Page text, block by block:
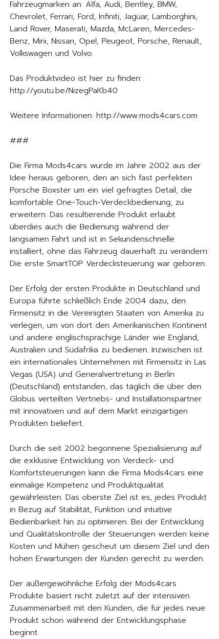
Fahrzeugmarken an: Alfa, Audi, Bentley, BMW,
Chevrolet, Ferrari, Ford, Infiniti, Jaguar, Lamborghini,
Land Rover, Maserati, Mazda, McLaren, Mercedes-
Benz, Mini, Nissan, Opel, Peugeot, Porsche, Renault,
Volkswagen und Volvo.
Das Produktvideo ist hier zu finden:
http://youtu.be/NizegPaKb40
Weitere Informationen: http://www.mods4cars.com
###
Die Firma Mods4cars wurde im Jahre 2002 aus der
Idee heraus geboren, den an sich fast perfekten
Porsche Boxster um ein viel gefragtes Detail, die
komfortable One-Touch-Verdeckbedienung, zu
erweitern. Das resultierende Produkt erlaubt
überdies auch die Bedienung während der
langsamen Fahrt und ist in Sekundenschnelle
installiert, ohne das Fahrzeug dauerhaft zu verändern:
Die erste SmartTOP Verdecksteuerung war geboren.
Der Erfolg der ersten Produkte in Deutschland und
Europa führte schließlich Ende 2004 dazu, den
Firmensitz in die Vereinigten Staaten von Amerika zu
verlegen, um von dort den Amerikanischen Kontinent
und andere englischsprachige Länder wie England,
Australien und Südafrika zu bedienen. Inzwischen ist
ein internationales Unternehmen mit Firmensitz in Las
Vegas (USA) und Generalvertretung in Berlin
(Deutschland) entstanden, das täglich die über den
Globus verteilten Vertriebs- und Installationspartner
mit innovativen und auf dem Markt einzigartigen
Produkten beliefert.
Durch die seit 2002 begonnene Spezialisierung auf
die exklusive Entwicklung von Verdeck- und
Komfortsteuerungen kann die Firma Mods4cars eine
einmalige Kompetenz und Produktqualität
gewährleisten. Das oberste Ziel ist es, jedes Produkt
in Bezug auf Stabilität, Funktion und intuitive
Bedienbarkeit hin zu optimieren. Bei der Entwicklung
und Qualitätskontrolle der Steuerungen werden keine
Kosten und Mühen gescheut um diesem Ziel und den
hohen Erwartungen der Kunden gerecht zu werden.
Der außergewöhnliche Erfolg der Mods4cars
Produkte basiert nicht zuletzt auf der intensiven
Zusammenarbeit mit den Kunden, die für jedes neue
Produkt schon während der Entwicklungsphase
beginnt.